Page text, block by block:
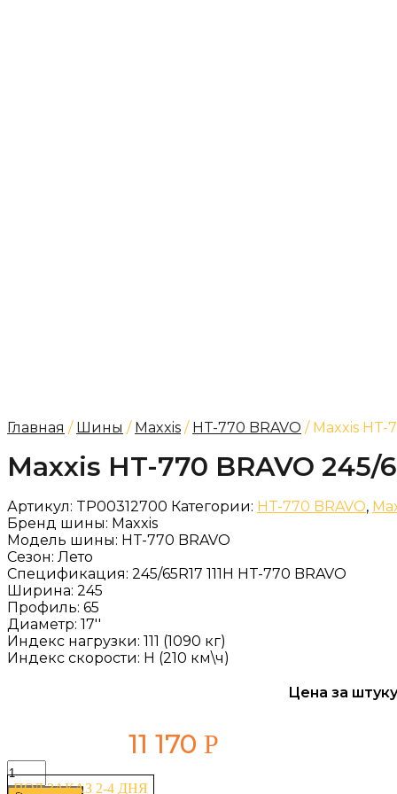
Главная / Шины / Maxxis / HT-770 BRAVO / Maxxis HT-
Maxxis HT-770 BRAVO 245/
Артикул: TP00312700 Категории: HT-770 BRAVO,
Бренд шины: Maxxis
Модель шины: HT-770 BRAVO
Сезон: Лето
Спецификация: 245/65R17 111H HT-770 BRAVO
Ширина: 245
Профиль: 65
Диаметр: 17''
Индекс нагрузки: 111 (1090 кг)
Индекс скорости: H (210 км\ч)
Цена за
11 170 Р
ПОД ЗАКАЗ 2-4 ДНЯ
Количество
товара